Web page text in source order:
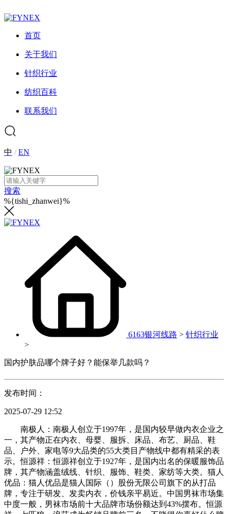
首页
关于我们
针织行业
纺织百科
联系我们
中 /EN
搜索
%{tishi_zhanwei}%
6163银河线路 > 针织行业
>
国内护肤品哪个牌子好？能保举几款吗？
发布时间：
2025-07-29 12:52
南极人：南极人创立于1997年，是国内较早做内衣企业之
一，其产物正在内衣、母婴、服拆、床品、布艺、厨品、鞋
品、户外、家电等9大品类的55大类目产物线中都有精采的表
示。恒源祥：恒源祥创立于1927年，是国内出名的保暖服饰品
牌，其产物涵盖绒线、针织、服饰、鞋类、家纺等大类。猫人
优品：猫人优品是猫人国际（）股份无限公司旗下的从打品
牌，专注于研发、发卖内衣，价钱亲平易近。中国男袜市场集
中度一般，男袜市场前十大品牌市场份额达到43%摆布。恒源